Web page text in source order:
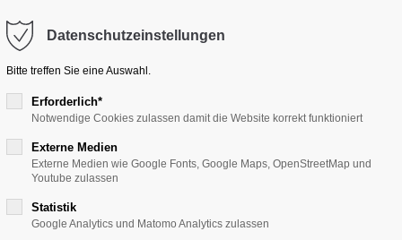
dolor sit amet:
/ 365days
376-293 City Road, Suite
+44 1234 567 890
kontakt@hallescher-kunstverein.de
Wir lieben Kunst Wir zeigen Kunst Wir
Datenschutzeinstellungen
Bitte treffen Sie eine Auswahl.
Erforderlich*
Notwendige Cookies zulassen damit die Website korrekt funktioniert
Externe Medien
Externe Medien wie Google Fonts, Google Maps, OpenStreetMap und
Youtube zulassen
Statistik
Google Analytics und Matomo Analytics zulassen